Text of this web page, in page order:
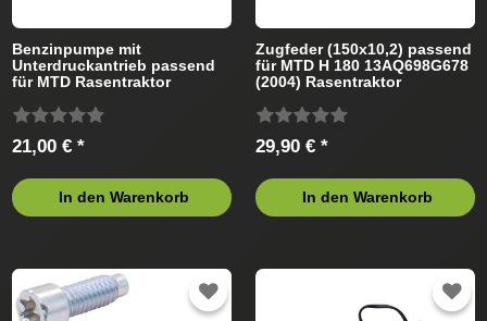
Benzinpumpe mit
Unterdruckantrieb passend
für MTD Rasentraktor
21,00 € *
In den Warenkorb
Zugfeder (150x10,2) passend
für MTD H 180 13AQ698G678
(2004) Rasentraktor
29,90 € *
In den Warenkorb